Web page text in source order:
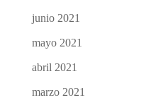
junio 2021
mayo 2021
abril 2021
marzo 2021